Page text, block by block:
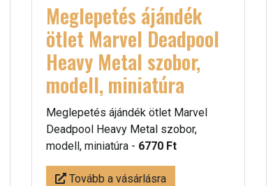
Meglepetés ájándék
ötlet Marvel Deadpool
Heavy Metal szobor,
modell, miniatúra
Meglepetés ájándék ötlet Marvel
Deadpool Heavy Metal szobor,
modell, miniatúra - 6770 Ft
Tovább a vásárlásra